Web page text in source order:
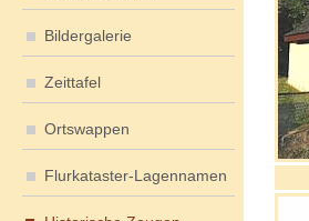
Bildergalerie
Zeittafel
Ortswappen
Flurkataster-Lagennamen